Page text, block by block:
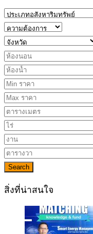
Search
สิ่งที่น่าสนใจ